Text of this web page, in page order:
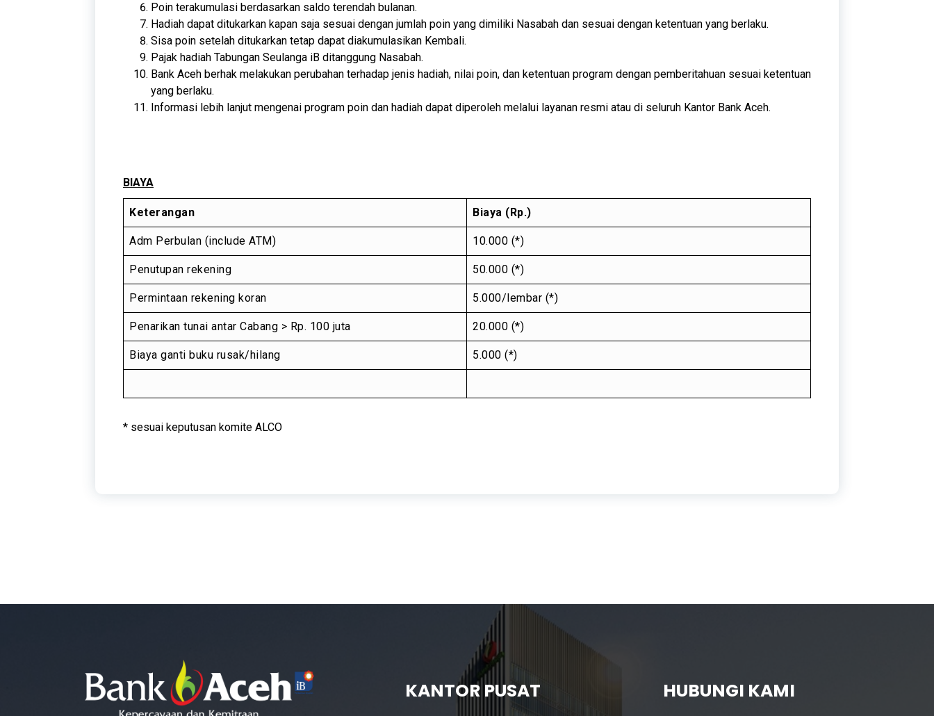
Poin terakumulasi berdasarkan saldo terendah bulanan.
Hadiah dapat ditukarkan kapan saja sesuai dengan jumlah poin yang dimiliki Nasabah dan sesuai dengan ketentuan yang berlaku.
Sisa poin setelah ditukarkan tetap dapat diakumulasikan Kembali.
Pajak hadiah Tabungan Seulanga iB ditanggung Nasabah.
Bank Aceh berhak melakukan perubahan terhadap jenis hadiah, nilai poin, dan ketentuan program dengan pemberitahuan sesuai ketentuan
yang berlaku.
Informasi lebih lanjut mengenai program poin dan hadiah dapat diperoleh melalui layanan resmi atau di seluruh Kantor Bank Aceh.
BIAYA
Keterangan Biaya (Rp.)
Adm Perbulan (include ATM) 10.000 (*)
Penutupan rekening 50.000 (*)
Permintaan rekening koran 5.000/lembar (*)
Penarikan tunai antar Cabang > Rp. 100 juta 20.000 (*)
Biaya ganti buku rusak/hilang 5.000 (*)
* sesuai keputusan komite ALCO
KANTOR PUSAT HUBUNGI KAMI